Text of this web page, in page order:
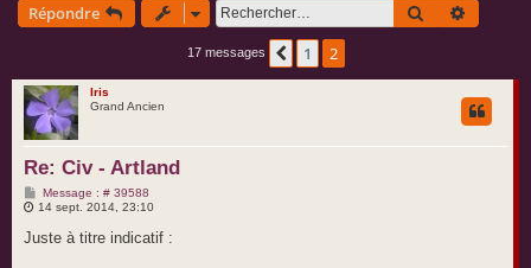
Répondre Rechercher
17 messages Précédent
1 2
Iris
Grand Ancien
Re: Civ - Artland
Message : # 39588M
e
s
14 sept. 2014, 23:10
Juste à titre indicatif :